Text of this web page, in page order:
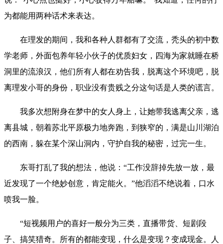
为都能用两种话术来表达。
在理发的期间，我和各种人群都有了交流，秃头的初中数
学老师，外面包养年轻小伙子的优质妇女，四海为家就睡在桥
洞里的流浪汉，他们所有人都在劝告我，脱离这个环境吧，脱
离理发小哥的身份，职业没有贵贱之分这句话是人类的谎言。
我多次想附身在梦中的女人身上，让她带我逃离父亲，逃
离县城，朝着苏北平原极力地奔跑，到狭窄的，满是山川湖泊
的西南，躲在某个深山洞内，守护自我的秘密，过完一生。
东哥打乱了我的想法，他说：“工作没辞掉先放一放，最
近发现了一个绝妙创意，肯定能火。”他滔滔不绝说着，口水
喷我一脸。
“短视频用户的喜好一般分为三类，直播带货、短剧段
子、搞笑猎奇。所有的都能变现，什么是变现？变成现金。人